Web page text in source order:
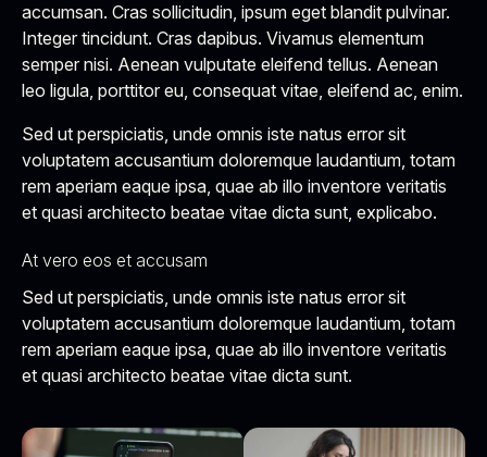
accumsan. Cras sollicitudin, ipsum eget blandit pulvinar.
Integer tincidunt. Cras dapibus. Vivamus elementum
semper nisi. Aenean vulputate eleifend tellus. Aenean
leo ligula, porttitor eu, consequat vitae, eleifend ac, enim.
Sed ut perspiciatis, unde omnis iste natus error sit
voluptatem accusantium doloremque laudantium, totam
rem aperiam eaque ipsa, quae ab illo inventore veritatis
et quasi architecto beatae vitae dicta sunt, explicabo.
At vero eos et accusam
Sed ut perspiciatis, unde omnis iste natus error sit
voluptatem accusantium doloremque laudantium, totam
rem aperiam eaque ipsa, quae ab illo inventore veritatis
et quasi architecto beatae vitae dicta sunt.